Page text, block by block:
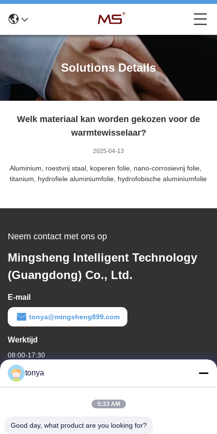
Solutions Details
Welk materiaal kan worden gekozen voor de
warmtewisselaar?
2025-04-13
Aluminium, roestvrij staal, koperen folie, nano-corrosievrij folie,
titanium, hydrofiele aluminiumfolie, hydrofobische aluminiumfolie
Neem contact met ons op
Mingsheng Intelligent Technology
(Guangdong) Co., Ltd.
E-mail
tonya@mingsheng899.com
Werktijd
08:00-17:30
Ons adres
Eén van Nee.2, Wende Fourth Street, High-tech Industrial
tonya
5:33 AM
Good day, what product are you looking for?